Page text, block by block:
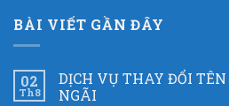
BÀI VIẾT GẦN ĐÂY
02
Th8
DỊCH VỤ THAY ĐỔI
NGÃI